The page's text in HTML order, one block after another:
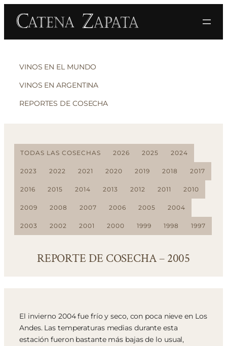
VINOS EN EL MUNDO
VINOS EN ARGENTINA
REPORTES DE COSECHA
TODAS LAS COSECHAS 2026 2025 2024
2023 2022 2021 2020 2019 2018 2017
2016 2015 2014 2013 2012 2011 2010
2009 2008 2007 2006 2005 2004
2003 2002 2001 2000 1999 1998 1997
REPORTE DE COSECHA – 2005
El invierno 2004 fue frío y seco, con poca nieve en Los
Andes. Las temperaturas medias durante esta
estación fueron bastante más bajas de lo usual,